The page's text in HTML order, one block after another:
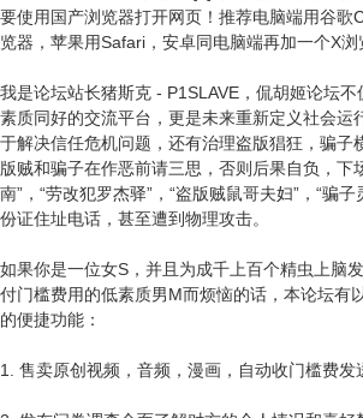
要使用国产浏览器打开网页！推荐电脑端用谷歌
览器，苹果用Safari，安卓同电脑端再加一个X浏
我是论坛站长猪斯克 - P1SLAVE，侃胡姬论坛
素质同好的交流平台，更是未来重新定义社会运
于解决信任危机问题，还有治理盗版猖狂，骗子
版贼和骗子在作恶前请三思，否则后果自负，下
南”，“劳改犯罗杰驿”，“盗版贼鼠哥夫妇”，“骗
份证住址电话，甚至遭到物理攻击。
如果你是一位女S，并且为成千上百个精虫上脑
付门槛费用的低素质男M而烦恼的话，本论坛有
的便捷功能：
1. 售卖原创视频，音频，漫画，自动收门槛费发